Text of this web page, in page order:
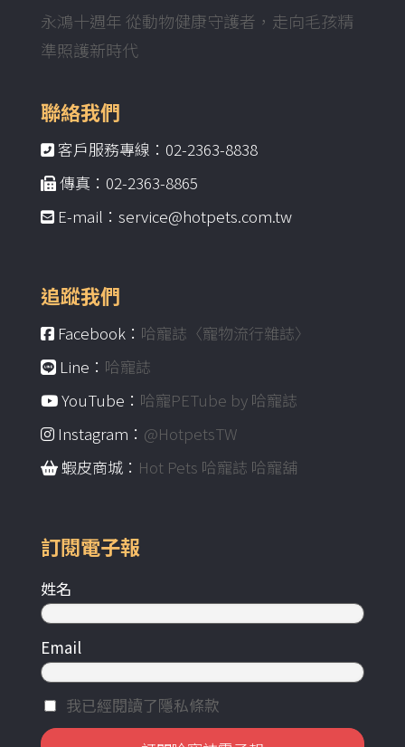
永鴻十週年 從動物健康守護者，走向毛孩精
準照護新時代
聯絡我們
客戶服務專線：02-2363-8838
傳真：02-2363-8865
E-mail：service@hotpets.com.tw
追蹤我們
Facebook： 哈寵誌〈寵物流行雜誌〉
Line： 哈寵誌
YouTube： 哈寵PETube by 哈寵誌
Instagram： @HotpetsTW
蝦皮商城： Hot Pets 哈寵誌 哈寵舖
訂閱電子報
姓名
Email
我已經閱讀了隱私條款